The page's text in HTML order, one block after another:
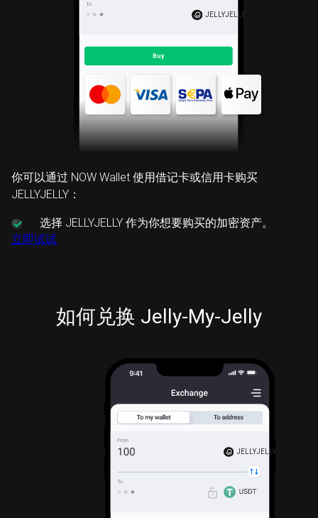
JELLYJELLY
你可以通过 NOW Wallet 使用借记卡或信用卡购买
JELLYJELLY：
选择 JELLYJELLY 作为你想要购买的加密资产。
立即试试
如何兑换 Jelly-My-Jelly
JELLYJELLY